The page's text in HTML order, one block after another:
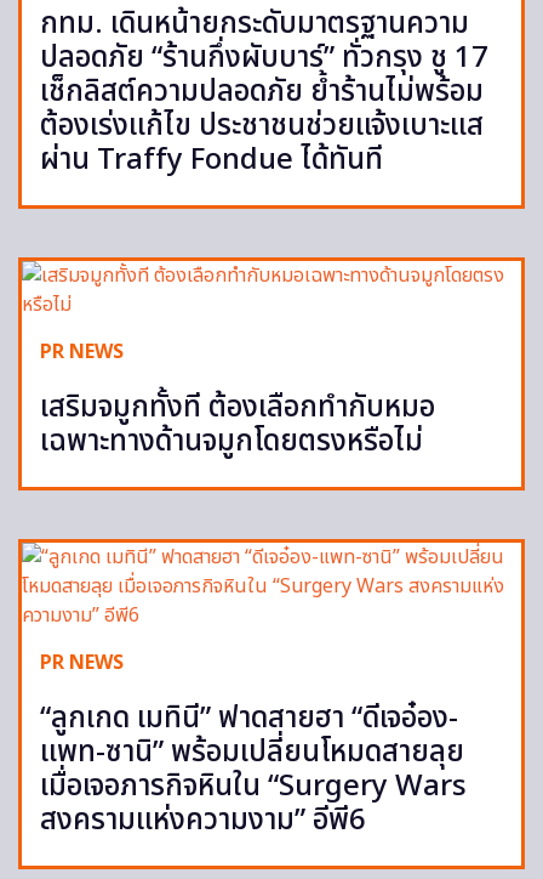
กทม. เดินหน้ายกระดับมาตรฐานความ
ปลอดภัย “ร้านกึ่งผับบาร์” ทั่วกรุง ชู 17
เช็กลิสต์ความปลอดภัย ย้ำร้านไม่พร้อม
ต้องเร่งแก้ไข ประชาชนช่วยแจ้งเบาะแส
ผ่าน Traffy Fondue ได้ทันที
PR NEWS
เสริมจมูกทั้งที ต้องเลือกทำกับหมอ
เฉพาะทางด้านจมูกโดยตรงหรือไม่
PR NEWS
“ลูกเกด เมทินี” ฟาดสายฮา “ดีเจอ๋อง-
แพท-ซานิ” พร้อมเปลี่ยนโหมดสายลุย
เมื่อเจอภารกิจหินใน “Surgery Wars
สงครามแห่งความงาม” อีพี6